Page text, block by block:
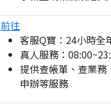
前往
客服Q寶：24小時全
真人服務：
提供查帳單、查業務
申辦等服務